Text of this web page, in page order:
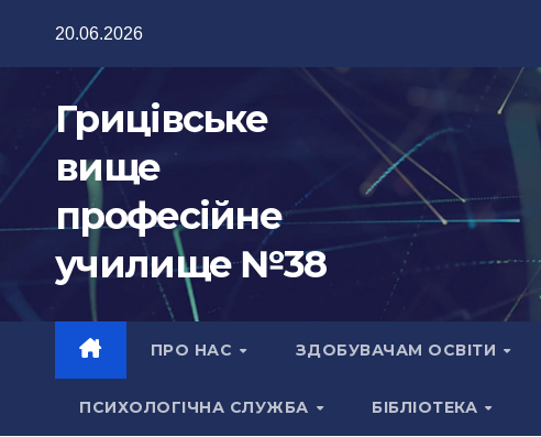
20.06.2026
Грицівське
вище
професійне
училище №38
ПРО НАС ЗДОБУВАЧАМ ОСВІТИ
ПСИХОЛОГІЧНА СЛУЖБА БІБЛІОТЕКА